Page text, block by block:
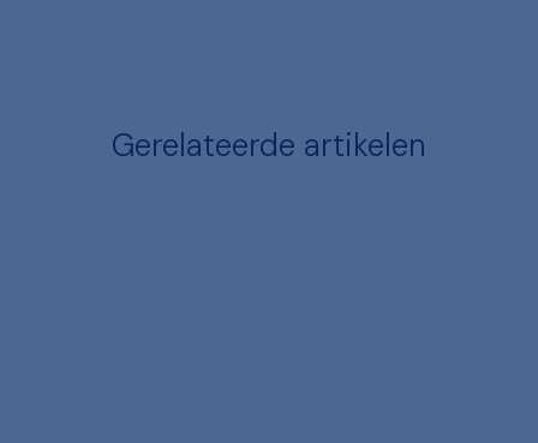
Gerelateerde artikelen